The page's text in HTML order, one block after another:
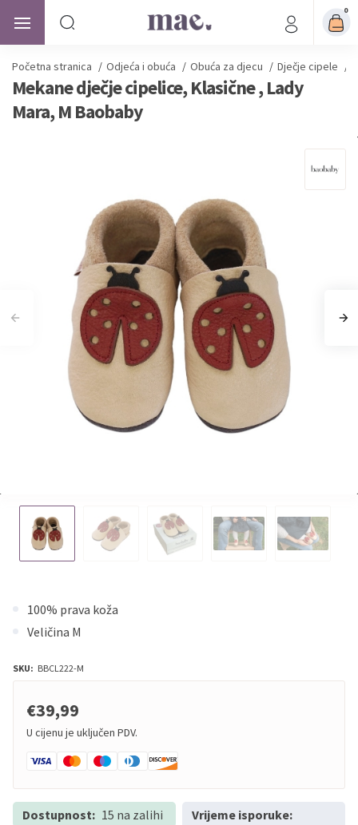
0
Početna stranica / Odjeća i obuća / Obuća za djecu / Dječje cipele /
Mekane dječje cipelice, Klasične , Lady
Mara, M Baobaby
100% prava koža
Veličina M
SKU: BBCL222-M
€39,99
U cijenu je uključen PDV.
Dostupnost: 15 na zalihi
Vrijeme isporuke: